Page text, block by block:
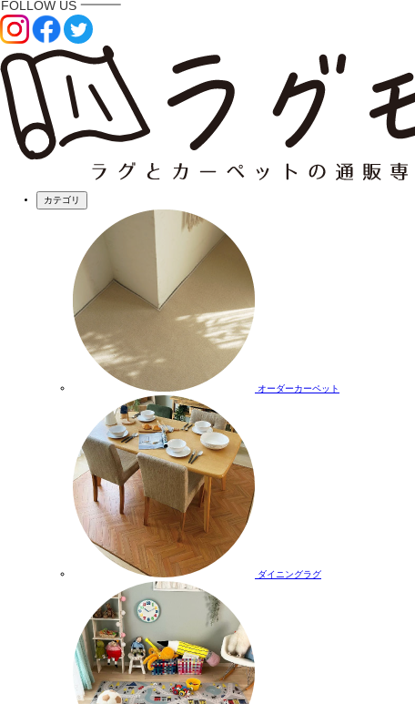
カテゴリ
オーダーカーペット
ダイニングラグ